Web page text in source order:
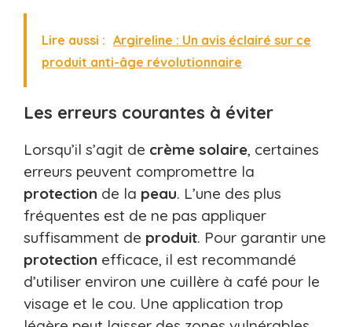
Lire aussi : Argireline : Un avis éclairé sur ce
produit anti-âge révolutionnaire
Les erreurs courantes à éviter
Lorsqu’il s’agit de crème solaire, certaines
erreurs peuvent compromettre la
protection de la peau. L’une des plus
fréquentes est de ne pas appliquer
suffisamment de produit. Pour garantir une
protection efficace, il est recommandé
d’utiliser environ une cuillère à café pour le
visage et le cou. Une application trop